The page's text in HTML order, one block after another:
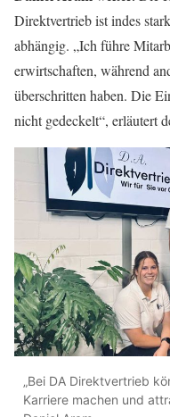
Direktvertrieb ist indes
abhängig. „Ich führe
erwirtschaften, während
überschritten haben. Die
nicht gedeckelt“, erläutert
„Bei DA Direktvertrieb
Karriere machen und